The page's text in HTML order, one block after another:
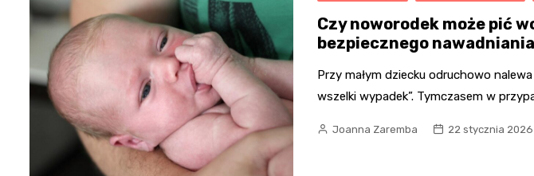
Czy noworodek może pić
bezpiecznego nawadniania
Przy małym dziecku odruchowo
wszelki wypadek”. Tymczasem w
Joanna Zaremba 22 stycznia 2026